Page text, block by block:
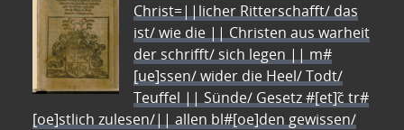
Christ=||licher Ritterschafft/ das
ist/ wie die || Christen aus warheit
der schrifft/ sich legen || m#
[ue]ssen/ wider die Heel/ Todt/
Teuffel || Sünde/ Gesetz #[et]c̃ tr#
[oe]stlich zulesen/|| allen bl#[oe]den gewissen/